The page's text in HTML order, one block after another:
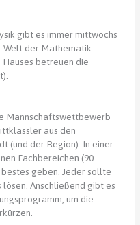
gibt es immer mittwochs
Welt der Mathematik.
betreuen die
Mannschaftswettbewerb
aus den
(und der Region). In einer
Fachbereichen (90
geben. Jeder sollte
Anschließend gibt es
um die